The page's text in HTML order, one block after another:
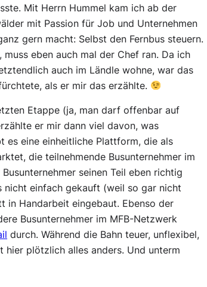
Mit Herrn Hummel kam ich ab der
mit Passion für Job und Unternehmen
gern macht: Selbst den Fernbus steuern.
eben auch mal der Chef ran. Da ich
auch im Ländle wohne, war das
als er mir das erzählte.
Etappe (ja, man darf offenbar auf
er mir dann viel davon, was
es eine einheitliche Plattform, die als
die teilnehmende Busunternehmer im
seinen Teil eben richtig
nicht einfach gekauft (weil so gar nicht
in Handarbeit eingebaut. Ebenso der
Busunternehmer im MFB-Netzwerk
durch. Während die Bahn teuer, unflexibel,
plötzlich alles anders. Und unterm